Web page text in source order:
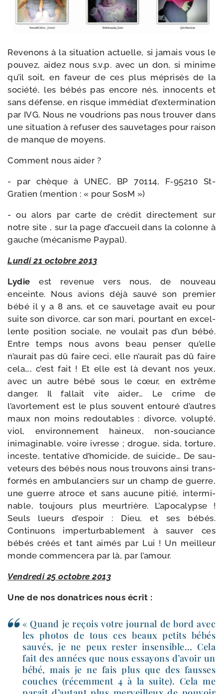
Revenons à la situa­tion actuelle, si jamais vous le
pou­vez, aidez nous s.v.p. avec un don, si minime
qu’il soit, en faveur de ces plus mépri­sés de la
socié­té, les bébés pas encore nés, inno­cents et
sans défense, en risque immé­diat d’ex­ter­mi­na­tion
par IVG. Nous ne vou­drions pas nous trou­ver dans
une situa­tion à refu­ser des sau­ve­tages pour rai­son
de manque de moyens.
Comment nous aider ?
- par chèque à UNEC, BP 70114, F‑95210 St-​
Gratien (men­tion : « pour SosM »)
- ou alors par carte de cré­dit direc­te­ment sur
notre site , sur la page d’ac­cueil dans la colonne à
gauche (méca­nisme Paypal).
Lundi 21 octobre 2013
Lydieest reve­nue vers nous, de nou­veau
enceinte. Nous avions déjà sau­vé son pre­mier
bébé il y a 8 ans, et ce sau­ve­tage avait eu pour
suite son divorce, car son mari, pour­tant en excel­
lente posi­tion sociale, ne vou­lait pas d’un bébé.
Entre temps nous avons beau pen­ser qu’elle
n’aurait pas dû faire ceci, elle n’aurait pas dû faire
cela…, c’est fait ! Et elle est là devant nos yeux,
avec un autre bébé sous le cœur, en extrême
dan­ger. Il fal­lait vite aider… Le crime de
l’avortement est le plus sou­vent entou­ré d’autres
maux non moins redou­tables : divorce, volup­té,
viol, envi­ron­ne­ment hai­neux, non-​souciance
inima­gi­nable, voire ivresse ; drogue, sida, tor­ture,
inceste, ten­ta­tive d’homicide, de sui­cide… De sau­
ve­teurs des bébés nous nous trou­vons ain­si trans­
for­més en ambu­lan­ciers sur un champ de guerre,
une guerre atroce et sans aucune pitié, inter­mi­
nable, tou­jours plus meur­trière. L’apocalypse !
Seuls lueurs d’espoir : Dieu, et ses bébés.
Continuons imper­tur­ba­ble­ment à sau­ver ces
bébés créés et tant aimés par Lui ! Un meilleur
monde com­men­ce­ra par là, par l’amour.
Vendredi 25 octobre 2013
Une de nos dona­trices nous écrit :
« Quand je reçois votre jour­nal de bord avec
les pho­tos de tous ces beaux petits bébés
sau­vés, je ne peux res­ter insen­sible… Cela
fait des années que nous essayons d’avoir un
bébé, mais je ne fais plus que des fausses
couches (récem­ment 4 à la suite). Cela me